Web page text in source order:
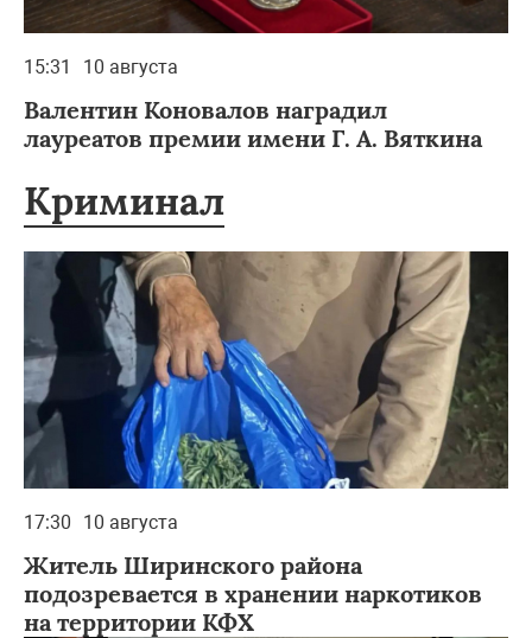
15:31 10 августа
Валентин Коновалов наградил
лауреатов премии имени Г. А. Вяткина
Криминал
17:30 10 августа
Житель Ширинского района
подозревается в хранении наркотиков
на территории КФХ